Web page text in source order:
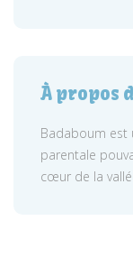
À propos
Badaboum est
parentale
cœur de la